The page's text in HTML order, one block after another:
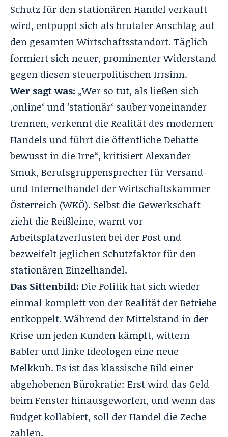
Schutz für den stationären Handel verkauft
wird, entpuppt sich als brutaler Anschlag auf
den gesamten Wirtschaftsstandort. Täglich
formiert sich neuer, prominenter Widerstand
gegen diesen steuerpolitischen Irrsinn.
Wer sagt was: „Wer so tut, als ließen sich
‚online‘ und ’stationär‘ sauber voneinander
trennen, verkennt die Realität des modernen
Handels und führt die öffentliche Debatte
bewusst in die Irre“, kritisiert Alexander
Smuk, Berufsgruppensprecher für Versand-
und Internethandel der Wirtschaftskammer
Österreich (WKÖ). Selbst die Gewerkschaft
zieht die Reißleine, warnt vor
Arbeitsplatzverlusten bei der Post und
bezweifelt jeglichen Schutzfaktor für den
stationären Einzelhandel.
Das Sittenbild: Die Politik hat sich wieder
einmal komplett von der Realität der Betriebe
entkoppelt. Während der Mittelstand in der
Krise um jeden Kunden kämpft, wittern
Babler und linke Ideologen eine neue
Melkkuh. Es ist das klassische Bild einer
abgehobenen Bürokratie: Erst wird das Geld
beim Fenster hinausgeworfen, und wenn das
Budget kollabiert, soll der Handel die Zeche
zahlen.